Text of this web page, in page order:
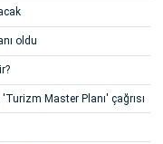
oldu
Master Planı' çağrısı